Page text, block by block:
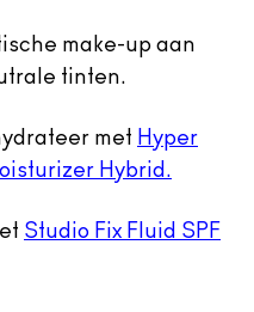
make-up aan
tinten.
met Hyper
Hybrid.
Studio Fix Fluid SPF